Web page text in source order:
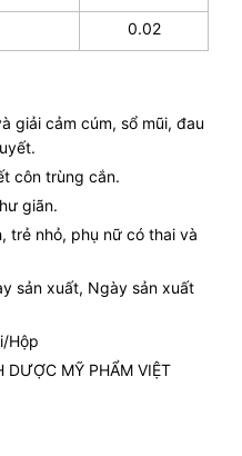
0.02
giải cảm cúm, sổ mũi, đau
côn trùng cắn.
giãn.
trẻ nhỏ, phụ nữ có thai và
sản xuất, Ngày sản xuất
Hộp
DƯỢC MỸ PHẨM VIỆT